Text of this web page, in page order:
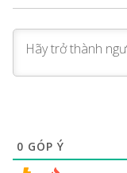
0 GÓP Ý